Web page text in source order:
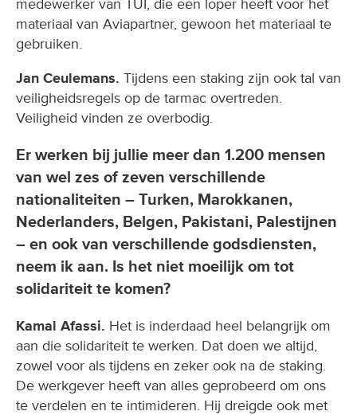
medewerker van TUI, die een loper heeft voor het
materiaal van Aviapartner, gewoon het materiaal te
gebruiken.
Jan Ceulemans. Tijdens een staking zijn ook tal van
veiligheidsregels op de tarmac overtreden.
Veiligheid vinden ze overbodig.
Er werken bij jullie meer dan 1.200 mensen
van wel zes of zeven verschillende
nationaliteiten – Turken, Marokkanen,
Nederlanders, Belgen, Pakistani, Palestijnen
– en ook van verschillende godsdiensten,
neem ik aan. Is het niet moeilijk om tot
solidariteit te komen?
Kamal Afassi. Het is inderdaad heel belangrijk om
aan die solidariteit te werken. Dat doen we altijd,
zowel voor als tijdens en zeker ook na de staking.
De werkgever heeft van alles geprobeerd om ons
te verdelen en te intimideren. Hij dreigde ook met